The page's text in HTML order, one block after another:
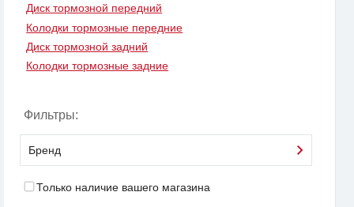
Диск тормозной передний
Колодки тормозные передние
Диск тормозной задний
Колодки тормозные задние
Фильтры:
Бренд
Только наличие вашего магазина